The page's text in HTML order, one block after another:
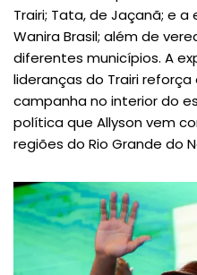
Trairi; Tata, de Jaçanã; e
Wanira Brasil; além de
diferentes municípios. A
lideranças do Trairi
campanha no interior do
política que Allyson vem
regiões do Rio Grande do